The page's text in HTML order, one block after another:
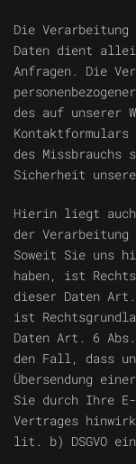
Die Verarbeitung
Daten dient
Anfragen.
Die
des auf unserer
des
Sicherheit
Hierin liegt
der Verarbeitung
Soweit Sie uns
haben, ist
dieser Daten
ist
Daten Art. 6
den Fall, dass
Übersendung
Sie durch Ihre
Vertrages
lit. b) DSGVO